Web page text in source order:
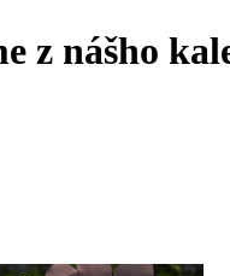
z nášho